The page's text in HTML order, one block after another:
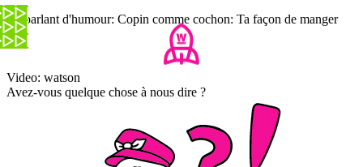
En parlant d'humour: Copin comme cochon: Ta façon de manger
Video: watson
Avez-vous quelque chose à nous dire ?